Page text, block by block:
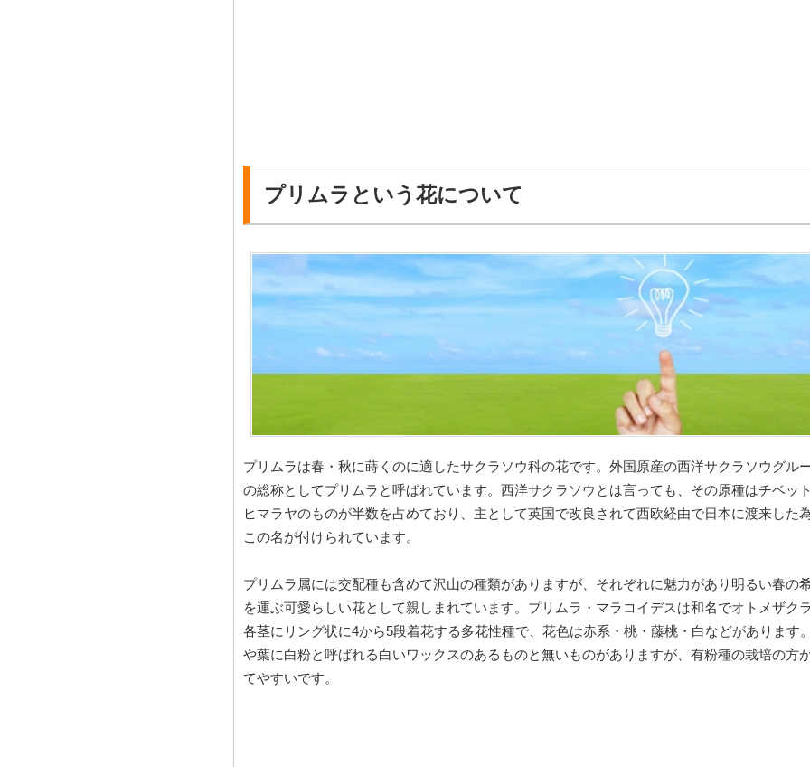
プリムラという花について
プリムラは春・秋に蒔くのに適したサクラソウ科の花です。外国原産の西洋サクラソウグル
の総称としてプリムラと呼ばれています。西洋サクラソウとは言っても、その原種はチベッ
ヒマラヤのものが半数を占めており、主として英国で改良されて西欧経由で日本に渡来した
この名が付けられています。
プリムラ属には交配種も含めて沢山の種類がありますが、それぞれに魅力があり明るい春の
を運ぶ可愛らしい花として親しまれています。プリムラ・マラコイデスは和名でオトメザクラ
各茎にリング状に4から5段着花する多花性種で、花色は赤系・桃・藤桃・白などがあります
や葉に白粉と呼ばれる白いワックスのあるものと無いものがありますが、有粉種の栽培の方
てやすいです。